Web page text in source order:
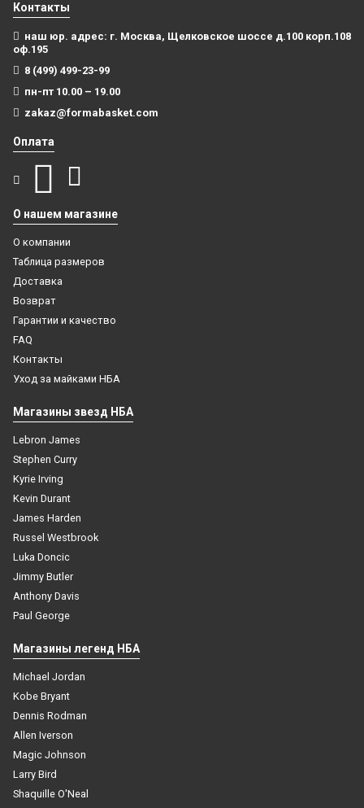
Контакты
наш юр. адрес: г. Москва, Щелковское шоссе д.100 корп.108
оф.195
8 (499) 499-23-99
пн-пт 10.00 – 19.00
zakaz@formabasket.com
Оплата
О нашем магазине
О компании
Таблица размеров
Доставка
Возврат
Гарантии и качество
FAQ
Контакты
Уход за майками НБА
Магазины звезд НБА
Lebron James
Stephen Curry
Kyrie Irving
Kevin Durant
James Harden
Russel Westbrook
Luka Doncic
Jimmy Butler
Anthony Davis
Paul George
Магазины легенд НБА
Michael Jordan
Kobe Bryant
Dennis Rodman
Allen Iverson
Magic Johnson
Larry Bird
Shaquille O'Neal